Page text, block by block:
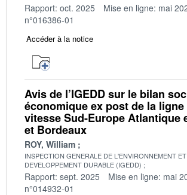
Rapport: oct. 2025 Mise en ligne: mai
n°016386-01
Accéder à la notice
Avis de l’IGEDD sur le bilan
économique ex post de la ligne
vitesse Sud-Europe Atlantique
et Bordeaux
ROY, William
INSPECTION GENERALE DE L'ENVIRONNEMENT
DEVELOPPEMENT DURABLE (IGEDD)
Rapport: sept. 2025 Mise en ligne: mai
n°014932-01